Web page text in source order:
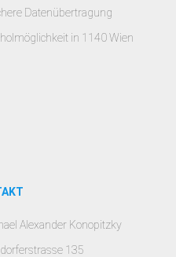
Datenübertragung
in 1140 Wien
Alexander Konopitzky
135